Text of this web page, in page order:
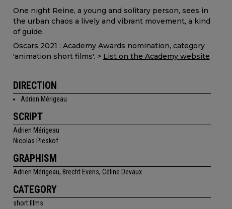
One night Reine, a young and solitary person, sees in
the urban chaos a lively and vibrant movement, a kind
of guide.
Oscars 2021 : Academy Awards nomination, category
'animation short films'. > List on the Academy website
DIRECTION
Adrien Mérigeau
SCRIPT
Adrien Mérigeau
Nicolas Pleskof
GRAPHISM
Adrien Mérigeau, Brecht Evens, Céline Devaux
CATEGORY
short films